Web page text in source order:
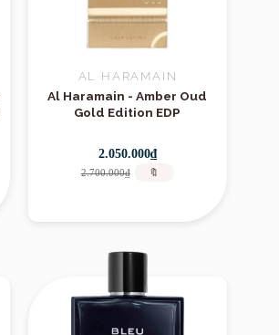
AL HARAMAIN
Al Haramain - Amber Oud
Gold Edition EDP
2.050.000₫
2.700.000₫ 🔖